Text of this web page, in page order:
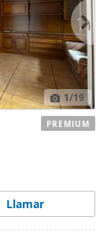
1/19
Llamar
PREMIUM